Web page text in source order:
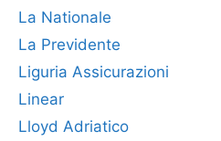
La Nationale
La Previdente
Liguria Assicurazioni
Linear
Lloyd Adriatico